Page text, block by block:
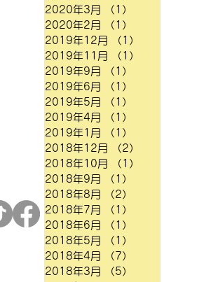
2020年3月
（1）
2020年2月
（1）
2019年12月
（1）
2019年11月
（1）
2019年9月
（1）
2019年6月
（1）
2019年5月
（1）
2019年4月
（1）
2019年1月
（1）
2018年12月
（2）
2018年10月
（1）
2018年9月
（1）
2018年8月
（2）
2018年7月
（1）
2018年6月
（1）
2018年5月
（1）
2018年4月
（7）
2018年3月
（5）